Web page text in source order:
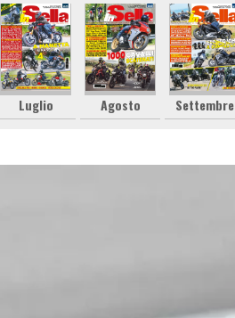
Luglio Agosto Settembre